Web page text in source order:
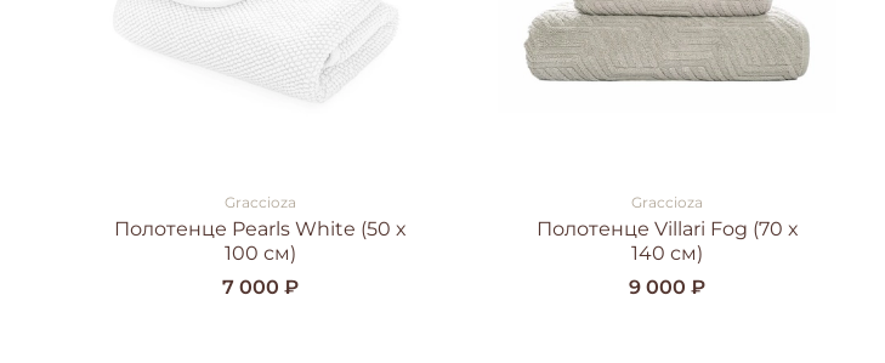
Graccioza
Полотенце Pearls White (50 x
100 см)
7 000 ₽
Graccioza
Полотенце Villari Fog (70 x
140 см)
9 000 ₽